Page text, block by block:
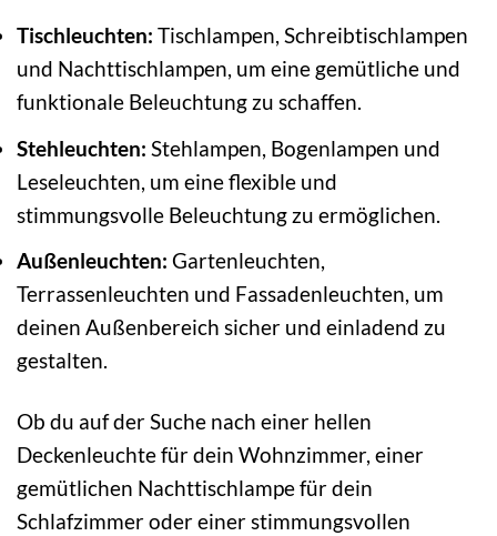
Tischleuchten: Tischlampen, Schreibtischlampen
und Nachttischlampen, um eine gemütliche und
funktionale Beleuchtung zu schaffen.
Stehleuchten: Stehlampen, Bogenlampen und
Leseleuchten, um eine flexible und
stimmungsvolle Beleuchtung zu ermöglichen.
Außenleuchten: Gartenleuchten,
Terrassenleuchten und Fassadenleuchten, um
deinen Außenbereich sicher und einladend zu
gestalten.
Ob du auf der Suche nach einer hellen
Deckenleuchte für dein Wohnzimmer, einer
gemütlichen Nachttischlampe für dein
Schlafzimmer oder einer stimmungsvollen